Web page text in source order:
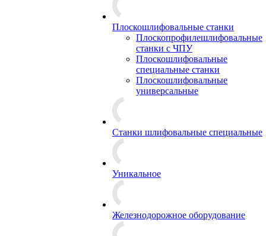
Плоскошлифовальные станки
Плоскопрофилешлифовальные
станки с ЧПУ
Плоскошлифовальные
специальные станки
Плоскошлифовальные
универсальные
Станки шлифовальные специальные
Уникальное
Железнодорожное оборудование